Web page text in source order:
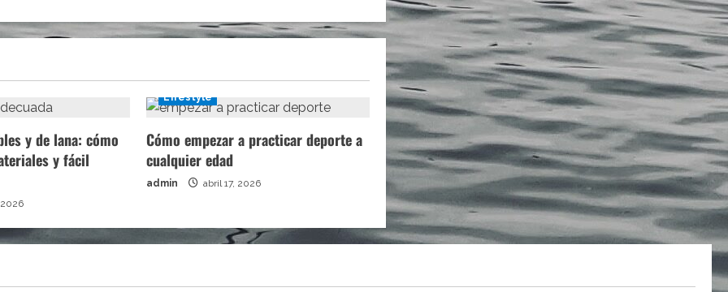
y de lana: cómo
y fácil
2026
Lifestyle
Cómo empezar a practicar deporte a
cualquier edad
admin abril 17, 2026